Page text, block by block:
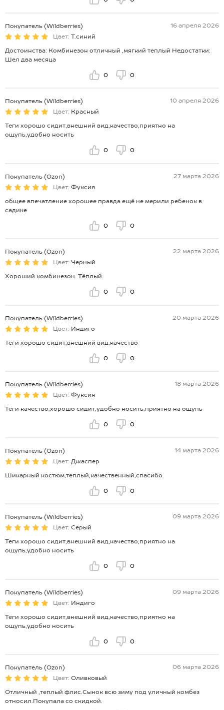
Покупатель (Wildberries)
16 апреля 2026
Цвет: Т.синий
Достоинства: Комбинезон отличный ,мягкий теплый Недостатки:
Шел два месяца
0 0
Покупатель (Wildberries)
10 апреля 2026
Цвет: Красный
Теги хорошо сидит,внешний вид,качество,приятно на
ощупь,удобно носить
0 0
Покупатель (Ozon)
27 марта 2026
Цвет: Фуксия
общее впечатление хорошее правда ещё не мерили ребенок в
садике
0 0
Покупатель (Ozon)
22 марта 2026
Цвет: Черный
Хороший комбинезон. Тёплый.
0 0
Покупатель (Wildberries)
20 марта 2026
Цвет: Индиго
Теги хорошо сидит,внешний вид,качество
0 0
Покупатель (Wildberries)
18 марта 2026
Цвет: Фуксия
Теги качество,хорошо сидит,удобно носить,приятно на ощупь
0 0
Покупатель (Ozon)
14 марта 2026
Цвет: Джаспер
Шикарный костюм,теплый,качественный,спасибо.
0 0
Покупатель (Wildberries)
09 марта 2026
Цвет: Серый
Теги хорошо сидит,внешний вид,качество,приятно на
ощупь,удобно носить
0 0
Покупатель (Wildberries)
09 марта 2026
Цвет: Индиго
Теги хорошо сидит,внешний вид,качество,приятно на
ощупь,удобно носить
0 0
Покупатель (Ozon)
06 марта 2026
Цвет: Оливковый
Отличный ,теплый флис.Сынок всю зиму под уличный комбез
относил.Покупала со скидкой.